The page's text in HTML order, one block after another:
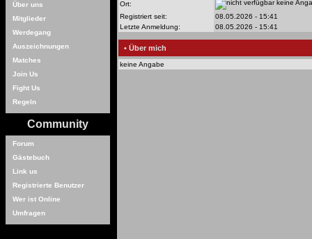
Über uns
Mitglieder
Werdegang
Auszeichnungen
Matches
Join Us
Fight Us
Regeln
Community
Forum
Gästebuch
Link us
Registrierte Benutzer
Wer ist Online
Umfragen
Ort:
keine
Registriert seit:
08.05.2026 - 15:41
Letzte Anmeldung:
08.05.2026 - 15:41
• Über mich
keine Angabe